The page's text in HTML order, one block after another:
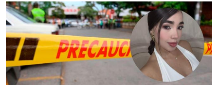
Contenido multimedia principal